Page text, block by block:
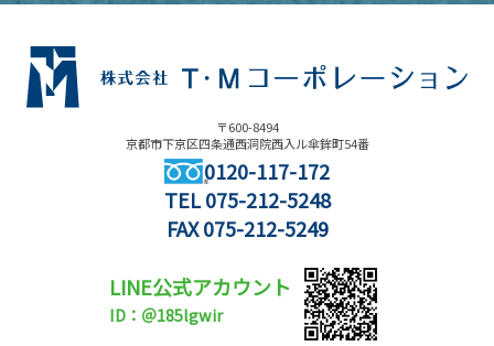
〒600-8494
京都市下京区四条通西洞院西入ル傘鉾町54番
0120-117-172
TEL075-212-5248
FAX 075-212-5249
LINE公式アカウント
ID：＠185lgwir